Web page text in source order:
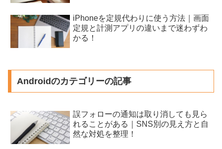
iPhoneを定規代わりに使う方法｜画面
定規と計測アプリの違いまで迷わずわ
かる！
Androidのカテゴリーの記事
誤フォローの通知は取り消しても見ら
れることがある｜SNS別の見え方と自
然な対処を整理！